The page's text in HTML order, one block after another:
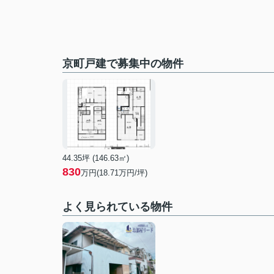
京町戸建で募集中の物件
44.35坪 (146.63㎡)
830万円(18.71万円/坪)
よく見られている物件